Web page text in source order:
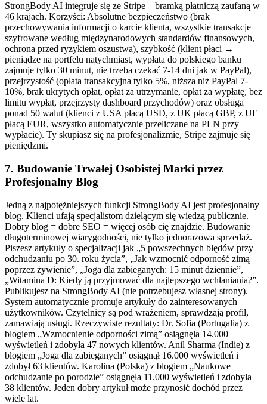
StrongBody AI integruje się ze Stripe – bramką płatniczą zaufaną w
46 krajach. Korzyści: Absolutne bezpieczeństwo (brak
przechowywania informacji o karcie klienta, wszystkie transakcje
szyfrowane według międzynarodowych standardów finansowych,
ochrona przed ryzykiem oszustwa), szybkość (klient płaci →
pieniądze na portfelu natychmiast, wypłata do polskiego banku
zajmuje tylko 30 minut, nie trzeba czekać 7-14 dni jak w PayPal),
przejrzystość (opłata transakcyjna tylko 5%, niższa niż PayPal 7-
10%, brak ukrytych opłat, opłat za utrzymanie, opłat za wypłatę, bez
limitu wypłat, przejrzysty dashboard przychodów) oraz obsługa
ponad 50 walut (klienci z USA płacą USD, z UK płacą GBP, z UE
płacą EUR, wszystko automatycznie przeliczane na PLN przy
wypłacie). Ty skupiasz się na profesjonalizmie, Stripe zajmuje się
pieniędzmi.
7. Budowanie Trwałej Osobistej Marki przez
Profesjonalny Blog
Jedną z najpotężniejszych funkcji StrongBody AI jest profesjonalny
blog. Klienci ufają specjalistom dzielącym się wiedzą publicznie.
Dobry blog = dobre SEO = więcej osób cię znajdzie. Budowanie
długoterminowej wiarygodności, nie tylko jednorazowa sprzedaż.
Piszesz artykuły o specjalizacji jak „5 powszechnych błędów przy
odchudzaniu po 30. roku życia”, „Jak wzmocnić odporność zimą
poprzez żywienie”, „Joga dla zabieganych: 15 minut dziennie”,
„Witamina D: Kiedy ją przyjmować dla najlepszego wchłaniania?”.
Publikujesz na StrongBody AI (nie potrzebujesz własnej strony).
System automatycznie promuje artykuły do zainteresowanych
użytkowników. Czytelnicy są pod wrażeniem, sprawdzają profil,
zamawiają usługi. Rzeczywiste rezultaty: Dr. Sofia (Portugalia) z
blogiem „Wzmocnienie odporności zimą” osiągnęła 14.000
wyświetleń i zdobyła 47 nowych klientów. Anil Sharma (Indie) z
blogiem „Joga dla zabieganych” osiągnął 16.000 wyświetleń i
zdobył 63 klientów. Karolina (Polska) z blogiem „Naukowe
odchudzanie po porodzie” osiągnęła 11.000 wyświetleń i zdobyła
38 klientów. Jeden dobry artykuł może przynosić dochód przez
wiele lat.